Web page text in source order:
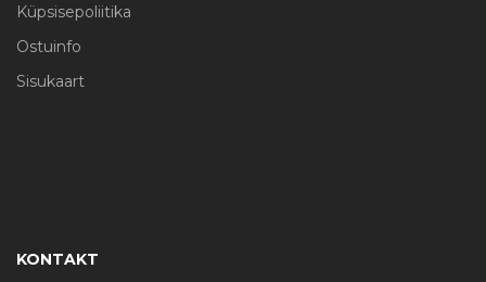
Küpsisepoliitika
Ostuinfo
Sisukaart
KONTAKT